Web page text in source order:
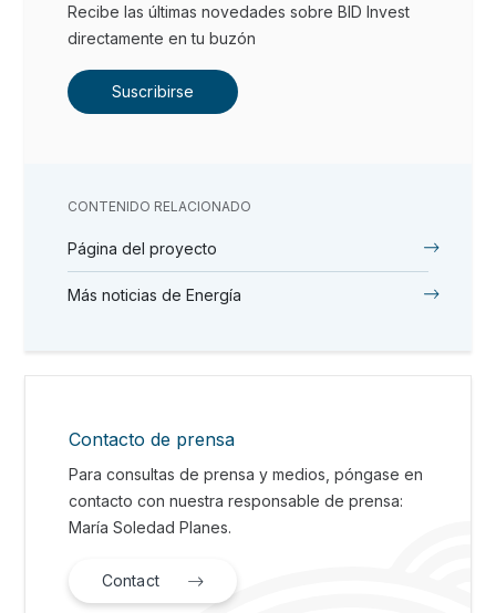
Recibe las últimas novedades sobre BID Invest
directamente en tu buzón
Suscribirse
CONTENIDO RELACIONADO
Página del proyecto
Más noticias de Energía
Contacto de prensa
Para consultas de prensa y medios, póngase en
contacto con nuestra responsable de prensa:
María Soledad Planes.
Contact